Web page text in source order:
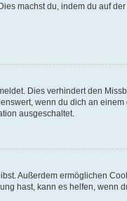
machst du, indem du auf
Dies verhindert den
wenn du dich an
ausgeschaltet.
Außerdem ermöglichen
hast, kann es helfen, wenn